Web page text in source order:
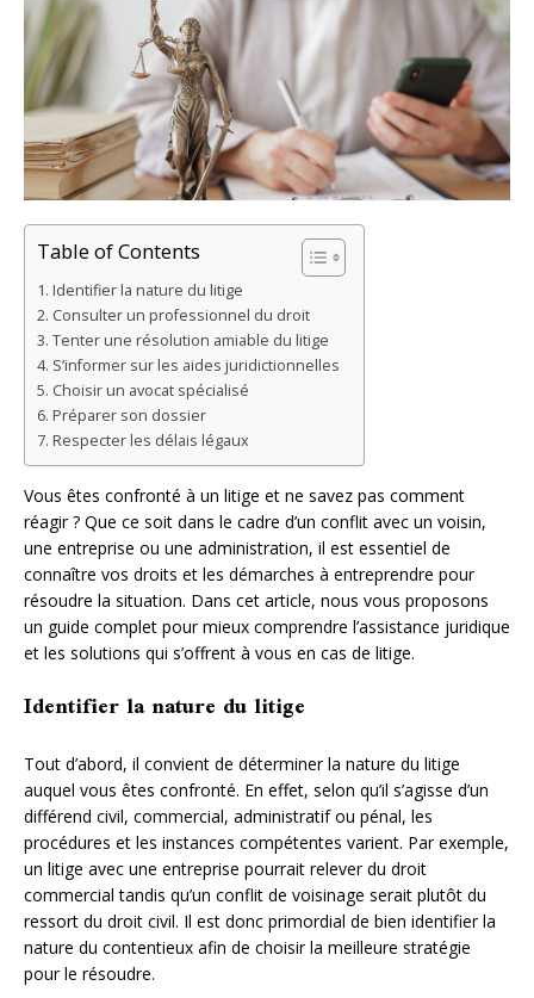
Table of Contents
Identifier la nature du litige
Consulter un professionnel du droit
Tenter une résolution amiable du litige
S’informer sur les aides juridictionnelles
Choisir un avocat spécialisé
Préparer son dossier
Respecter les délais légaux
Vous êtes confronté à un litige et ne savez pas comment
réagir ? Que ce soit dans le cadre d’un conflit avec un voisin,
une entreprise ou une administration, il est essentiel de
connaître vos droits et les démarches à entreprendre pour
résoudre la situation. Dans cet article, nous vous proposons
un guide complet pour mieux comprendre l’assistance juridique
et les solutions qui s’offrent à vous en cas de litige.
Identifier la nature du litige
Tout d’abord, il convient de déterminer la nature du litige
auquel vous êtes confronté. En effet, selon qu’il s’agisse d’un
différend civil, commercial, administratif ou pénal, les
procédures et les instances compétentes varient. Par exemple,
un litige avec une entreprise pourrait relever du droit
commercial tandis qu’un conflit de voisinage serait plutôt du
ressort du droit civil. Il est donc primordial de bien identifier la
nature du contentieux afin de choisir la meilleure stratégie
pour le résoudre.